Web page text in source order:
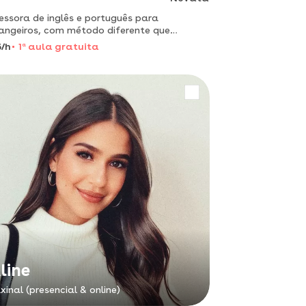
de inglês e português para
com método diferente que
te leva a fluência de uma forma
natural. teste e verá!
h 1 aaula gratuita
(presencial & online)